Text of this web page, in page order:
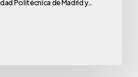
Politécnica de Madrid y…